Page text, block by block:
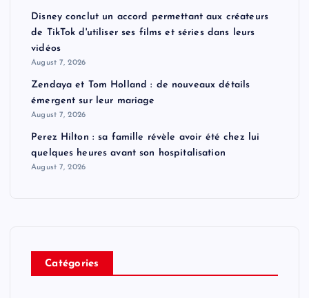
Disney conclut un accord permettant aux créateurs
de TikTok d'utiliser ses films et séries dans leurs
vidéos
August 7, 2026
Zendaya et Tom Holland : de nouveaux détails
émergent sur leur mariage
August 7, 2026
Perez Hilton : sa famille révèle avoir été chez lui
quelques heures avant son hospitalisation
August 7, 2026
Catégories